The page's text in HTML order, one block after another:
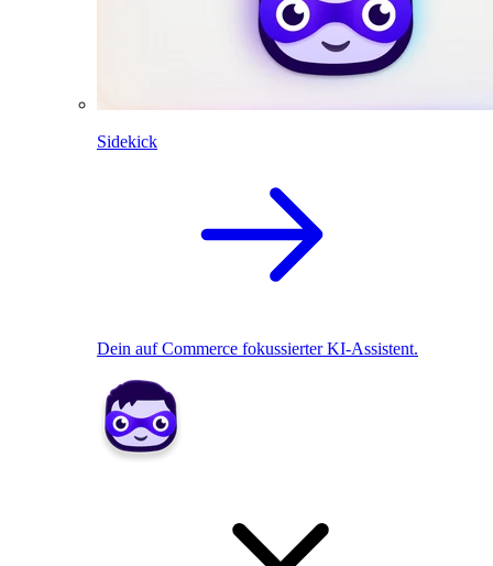
Sidekick
Dein auf Commerce fokussierter KI-Assistent.